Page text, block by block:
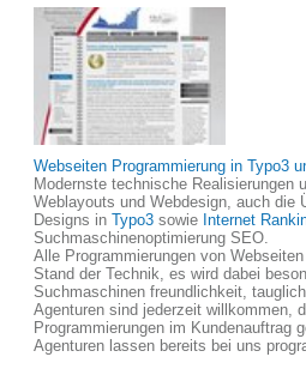
Webseiten Programmierung in Typo3
Modernste technische Realisierungen
Weblayouts und Webdesign, auch die
Designs in Typo3 sowie Internet
Suchmaschinenoptimierung SEO.
Alle Programmierungen von
Stand der Technik, es wird dabei
Suchmaschinen freundlichkeit,
Agenturen sind jederzeit willkommen,
Programmierungen im Kundenauftrag
Agenturen lassen bereits bei uns